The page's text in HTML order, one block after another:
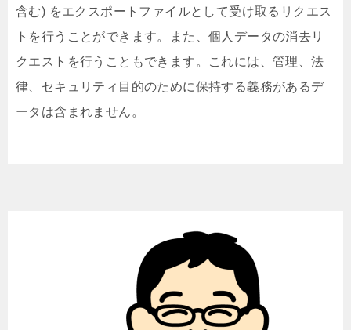
含む) をエクスポートファイルとして受け取るリクエス
トを行うことができます。また、個人データの消去リ
クエストを行うこともできます。これには、管理、法
律、セキュリティ目的のために保持する義務があるデ
ータは含まれません。